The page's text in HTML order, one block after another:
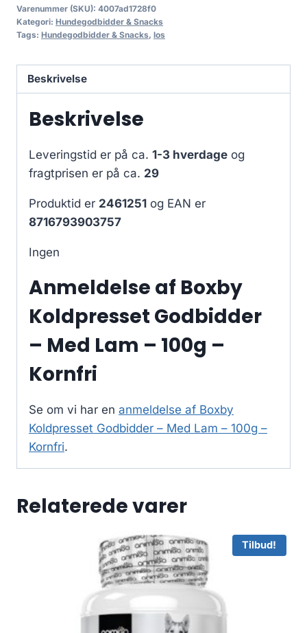
Varenummer (SKU): 4007ad1728f0
Kategori: Hundegodbidder & Snacks
Tags: Hundegodbidder & Snacks, los
Beskrivelse
Beskrivelse
Leveringstid er på ca. 1-3 hverdage og
fragtprisen er på ca. 29
Produktid er 2461251 og EAN er
8716793903757
Ingen
Anmeldelse af Boxby
Koldpresset Godbidder
– Med Lam – 100g –
Kornfri
Se om vi har en anmeldelse af Boxby
Koldpresset Godbidder – Med Lam – 100g –
Kornfri.
Relaterede varer
Tilbud!